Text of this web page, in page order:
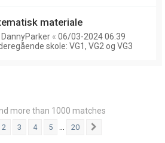
materiale
DannyParker « 06/03-2024 06:39
skole: VG1, VG2 og VG3
more than 1000 matches
of 20
2 3 4 5 20